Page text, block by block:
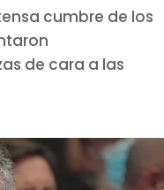
cumbre de los
de cara a las